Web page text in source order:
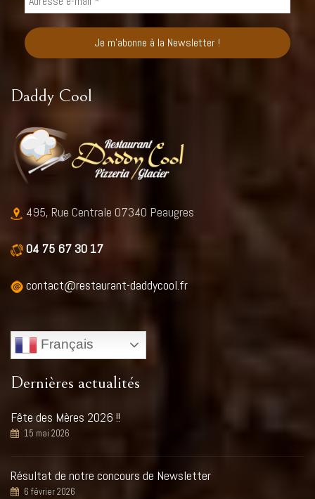
Daddy Cool
495, Rue Centrale 07340 Peaugres
04 75 67 30 17
contact@restaurant-daddycool.fr
Français
Dernières actualités
Fête des Mères 2026 !!
15 mai 2026
Résultat de notre concours de Newsletter
6 février 2026